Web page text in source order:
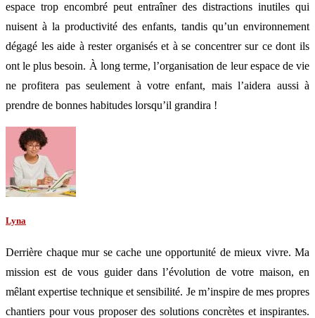
espace trop encombré peut entraîner des distractions inutiles qui
nuisent à la productivité des enfants, tandis qu’un environnement
dégagé les aide à rester organisés et à se concentrer sur ce dont ils
ont le plus besoin. À long terme, l’organisation de leur espace de vie
ne profitera pas seulement à votre enfant, mais l’aidera aussi à
prendre de bonnes habitudes lorsqu’il grandira !
Lyna
Derrière chaque mur se cache une opportunité de mieux vivre. Ma
mission est de vous guider dans l’évolution de votre maison, en
mêlant expertise technique et sensibilité. Je m’inspire de mes propres
chantiers pour vous proposer des solutions concrètes et inspirantes.